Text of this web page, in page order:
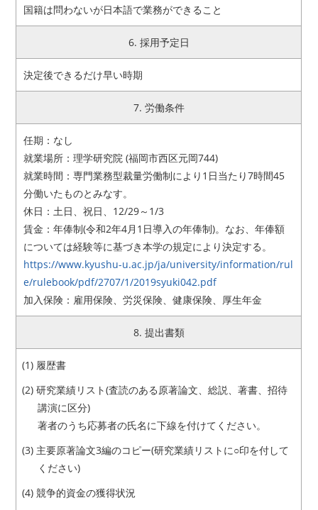
国籍は問わないが日本語で業務ができること
6. 採用予定日
決定後できるだけ早い時期
7. 労働条件
任期：なし
就業場所：理学研究院 (福岡市西区元岡744)
就業時間：専門業務型裁量労働制により1日当たり7時間45
分働いたものとみなす。
休日：土日、祝日、12/29～1/3
賃金：年俸制(令和2年4月1日導入の年俸制)。なお、年俸額
については経験等に基づき本学の規定により決定する。
https://www.kyushu-u.ac.jp/ja/university/information/rul
e/rulebook/pdf/2707/1/2019syuki042.pdf
加入保険：雇用保険、労災保険、健康保険、厚生年金
8. 提出書類
履歴書
研究業績リスト(査読のある原著論文、総説、著書、招待
講演に区分)
著者のうち応募者の氏名に下線を付けてください。
主要原著論文3編のコピー(研究業績リストに○印を付して
ください)
競争的資金の獲得状況